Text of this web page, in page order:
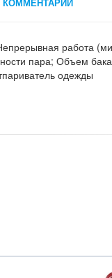
работа
пара; Объем
одежды